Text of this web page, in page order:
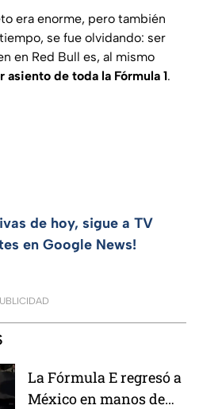
era enorme, pero también
se fue olvidando: ser
en Red Bull es, al mismo
asiento de toda la Fórmula 1.
de hoy, sigue a TV
en Google News!
La Fórmula E regresó a
México en manos de